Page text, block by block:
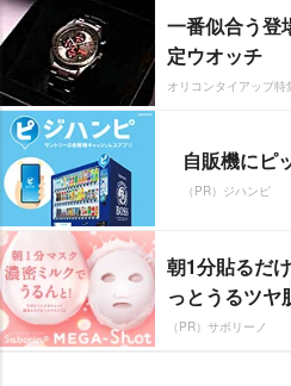
一番似合う
定ウオッチ
オリコンタイアップ特
自販機にピ
（PR）ジハンピ
朝1分貼るだ
っとうるツヤ
（PR）サボリーノ